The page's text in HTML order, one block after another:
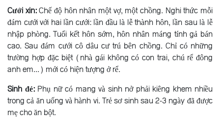
Cưới xin:Chế độ hôn nhân một vợ, một chồng. Nghi thức mỗi
đám cưới với hai lần cưới: lần đầu là lễ thành hôn, lần sau là lễ
nhập phòng. Tuổi kết hôn sớm, hôn nhân máng tính gả bán
cao. Sau đám cưới cô dâu cư trú bên chồng. Chỉ có những
trường hợp đặc biệt (nhà gái không có con trai, chú rể đông
anh em...) mới có hiện tượng ở rể.
Sinh đẻ: Phụ nữ có mang và sinh nở phải kiêng khem nhiều
trong cả ăn uống và hành vi. Trẻ sơ sinh sau 2-3 ngày đã được
mẹ cho ăn bột.